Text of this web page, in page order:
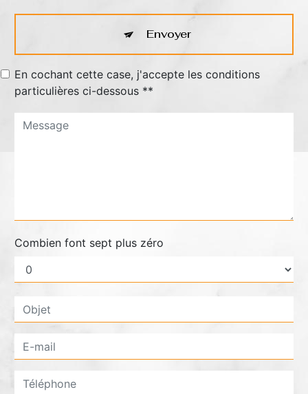
Combien font sept plus zéro
En cochant cette case, j'accepte les conditions
particulières ci-dessous **
Envoyer